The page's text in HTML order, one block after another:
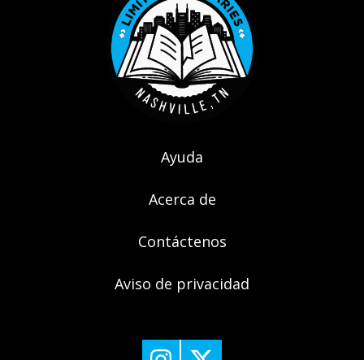
Ayuda
Acerca de
Contáctenos
Aviso de privacidad
Nashville Public Library's